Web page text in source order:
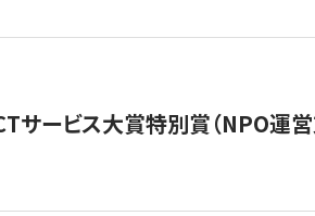
サービス大賞特別賞（NPO運